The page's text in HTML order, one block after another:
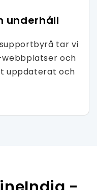
underhåll
tar vi
webbplatser och
uppdaterat och